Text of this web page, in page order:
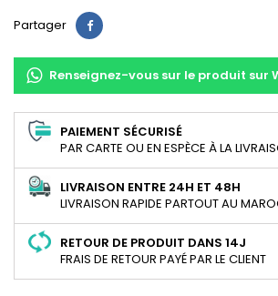
Partager Partager
Renseignez-vous sur le produit sur
PAIEMENT SÉCURISÉ
PAR CARTE OU EN ESPÈCE À LA
LIVRAISON ENTRE 24H ET 48H
LIVRAISON RAPIDE PARTOUT AU
RETOUR DE PRODUIT DANS 14J
FRAIS DE RETOUR PAYÉ PAR LE CLIENT